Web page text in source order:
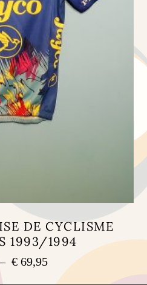
DE CYCLISME
1993/1994
€ 69,95Plage